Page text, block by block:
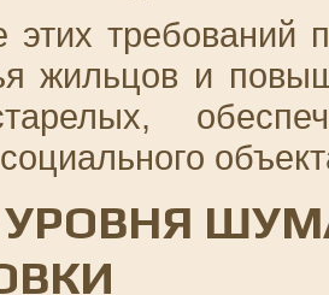
требований
жильцов и